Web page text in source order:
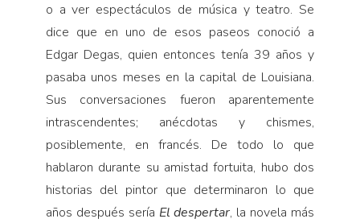
o a ver espectáculos de música y teatro. Se
dice que en uno de esos paseos conoció a
Edgar Degas, quien entonces tenía 39 años y
pasaba unos meses en la capital de Louisiana.
Sus conversaciones fueron aparentemente
intrascendentes; anécdotas y chismes,
posiblemente, en francés. De todo lo que
hablaron durante su amistad fortuita, hubo dos
historias del pintor que determinaron lo que
años después sería El despertar, la novela más